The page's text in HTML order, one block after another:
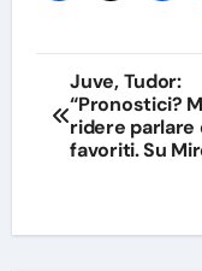
articoli
Juve, Tudor:
“Pronostici?
ridere parlare
favoriti. Su